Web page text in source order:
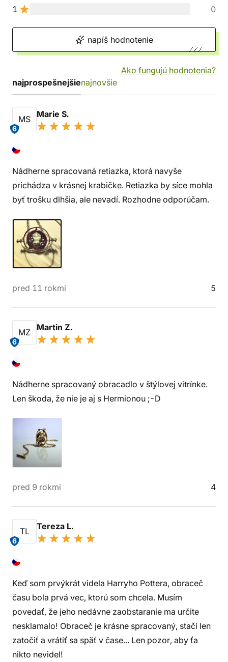
1 0
napíš hodnotenie
Ako fungujú hodnotenia?
najprospešnejšienajnovšie
MS
6
Marie S.
Nádherne spracovaná retiazka, ktorá navyše
prichádza v krásnej krabičke. Retiazka by síce mohla
byť trošku dlhšia, ale nevadí. Rozhodne odporúčam.
pred 11 rokmi 5
MZ
6
Martin Z.
Nádherne spracovaný obracadlo v štýlovej vitrínke.
Len škoda, že nie je aj s Hermionou ;-D
pred 9 rokmi 4
TL
6
Tereza L.
Keď som prvýkrát videla Harryho Pottera, obraceč
času bola prvá vec, ktorú som chcela. Musím
povedať, že jeho nedávne zaobstaranie ma určite
nesklamalo! Obraceč je krásne spracovaný, stačí len
zatočiť a vrátiť sa späť v čase... Len pozor, aby ťa
nikto nevidel!